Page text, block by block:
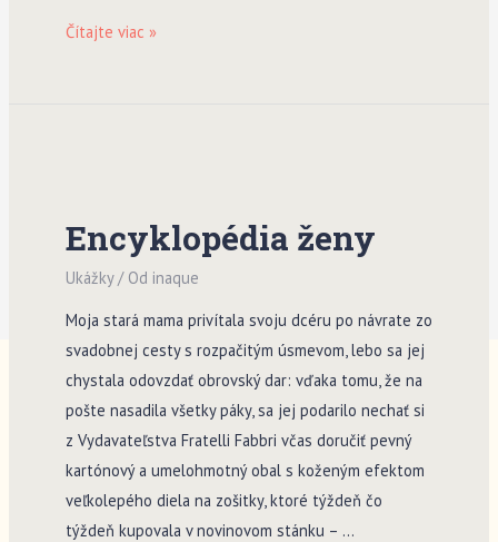
Súostrovie
Čítajte viac »
Encyklopédia ženy
Ukážky/ Od inaque
Moja stará mama privítala svoju dcéru po návrate zo
svadobnej cesty s rozpačitým úsmevom, lebo sa jej
chystala odovzdať obrovský dar: vďaka tomu, že na
pošte nasadila všetky páky, sa jej podarilo nechať si
z Vydavateľstva Fratelli Fabbri včas doručiť pevný
kartónový a umelohmotný obal s koženým efektom
veľkolepého diela na zošitky, ktoré týždeň čo
týždeň kupovala v novinovom stánku – …